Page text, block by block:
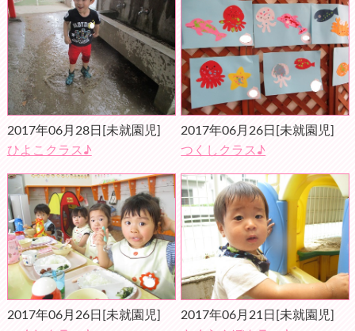
2017年06月28日 [未就園児]
ひよこクラス♪
2017年06月26日 [未就園児]
つくしクラス♪
2017年06月26日 [未就園児]
2017年06月21日 [未就園児]